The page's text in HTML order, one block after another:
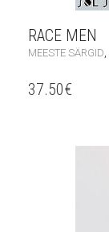
RACE MEN
MEESTE SÄRGID,
37.50€